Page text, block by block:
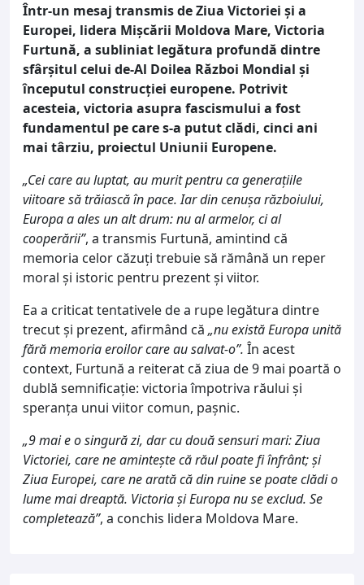
Într-un mesaj transmis de Ziua Victoriei și a
Europei, lidera Mișcării Moldova Mare, Victoria
Furtună, a subliniat legătura profundă dintre
sfârșitul celui de-Al Doilea Război Mondial și
începutul construcției europene. Potrivit
acesteia, victoria asupra fascismului a fost
fundamentul pe care s-a putut clădi, cinci ani
mai târziu, proiectul Uniunii Europene.
„Cei care au luptat, au murit pentru ca generațiile
viitoare să trăiască în pace. Iar din cenușa războiului,
Europa a ales un alt drum: nu al armelor, ci al
cooperării”, a transmis Furtună, amintind că
memoria celor căzuți trebuie să rămână un reper
moral și istoric pentru prezent și viitor.
Ea a criticat tentativele de a rupe legătura dintre
trecut și prezent, afirmând că „nu există Europa unită
fără memoria eroilor care au salvat-o”. În acest
context, Furtună a reiterat că ziua de 9 mai poartă o
dublă semnificație: victoria împotriva răului și
speranța unui viitor comun, pașnic.
„9 mai e o singură zi, dar cu două sensuri mari: Ziua
Victoriei, care ne amintește că răul poate fi înfrânt; și
Ziua Europei, care ne arată că din ruine se poate clădi o
lume mai dreaptă. Victoria și Europa nu se exclud. Se
completează”, a conchis lidera Moldova Mare.